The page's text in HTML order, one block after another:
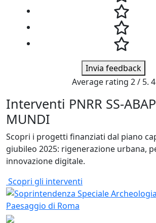
Invia feedback
Average rating 2/ 5. 4
Interventi PNRR SS-
MUNDI
Scopri i progetti finanziati dal piano
giubileo 2025: rigenerazione urbana,
innovazione digitale.
Scopri gli interventi